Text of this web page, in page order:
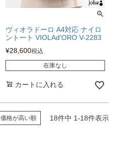
ヴィオラドーロ A4対応 ナイロ
ントート VIOLAd'ORO V-2283
¥28,600税込
在庫なし
カートに入れる
価格が高い順 18件中 1-18件表示